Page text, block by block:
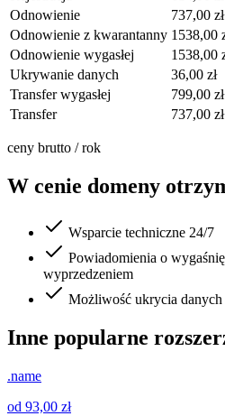
Odnowienie
737,00 zł
Odnowienie z kwarantanny 1538,00
Odnowienie wygasłej
1538,00
Ukrywanie danych
36,00 zł
Transfer wygasłej
799,00 zł
Transfer
737,00 zł
ceny brutto / rok
W cenie domeny
Wsparcie techniczne 24/7
Powiadomienia o
wyprzedzeniem
Możliwość ukrycia
Inne popularne
.name
od 93,00 zł